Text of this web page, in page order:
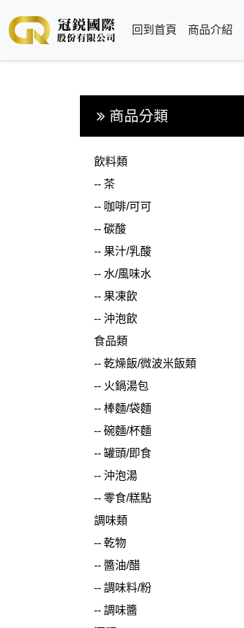
回到首頁 商品介紹
商品分類
飲料類
-- 茶
-- 咖啡/可可
-- 碳酸
-- 果汁/乳酸
-- 水/風味水
-- 果凍飲
-- 沖泡飲
食品類
-- 乾燥飯/微波米飯類
-- 火鍋湯包
-- 棒麵/袋麵
-- 碗麵/杯麵
-- 罐頭/即食
-- 沖泡湯
-- 零食/糕點
調味類
-- 乾物
-- 醬油/醋
-- 調味料/粉
-- 調味醬